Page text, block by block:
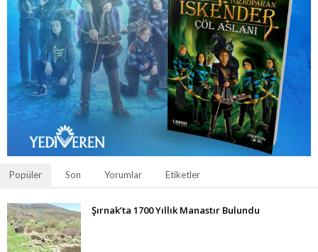
Popüler Son Yorumlar Etiketler
Şırnak’ta 1700 Yıllık Manastır Bulundu